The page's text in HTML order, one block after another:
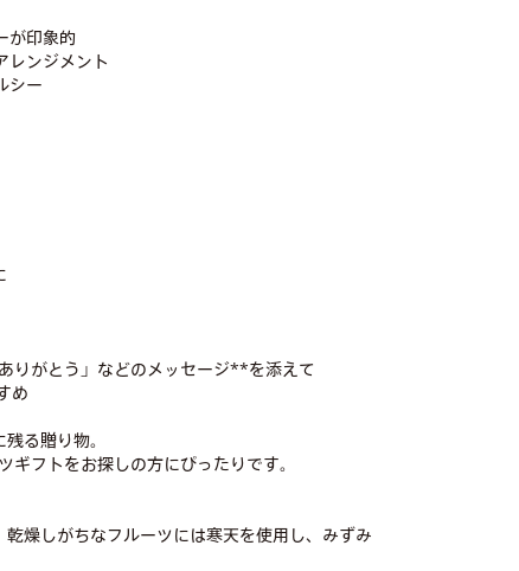
が印象的
レンジメント
シー
りがとう」などのメッセージ**を添えて
め
る贈り物。
ギフトをお探しの方にぴったりです。
燥しがちなフルーツには寒天を使用し、みずみ